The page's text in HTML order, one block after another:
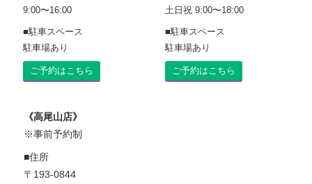
9:00〜16:00
■駐車スペース
駐車場あり
ご予約はこちら
土日祝 9:00〜18:00
■駐車スペース
駐車場あり
ご予約はこちら
《高尾山店》
※事前予約制
■住所
〒193-0844